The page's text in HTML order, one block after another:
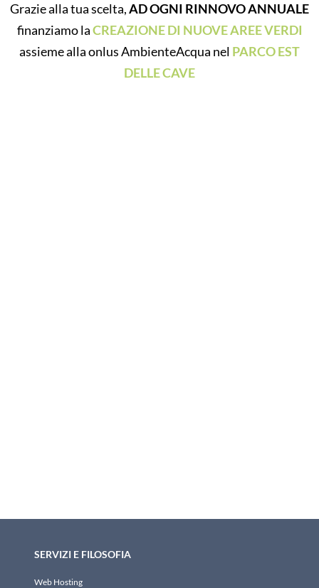
Grazie alla tua scelta,AD OGNI RINNOVO ANNUALE
finanziamo laCREAZIONE DI NUOVE AREE VERDI
assieme alla onlus AmbienteAcqua nel PARCO EST
DELLE CAVE
SERVIZI E FILOSOFIA
Web Hosting